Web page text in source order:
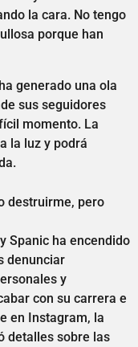
la cara. No tengo
porque han
generado una ola
sus seguidores
momento. La
la luz y podrá
destruirme, pero
Spanic ha encendido
denunciar
y
con su carrera e
en Instagram, la
detalles sobre las